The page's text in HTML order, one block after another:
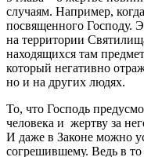
случаям. Например,
посвященного Господу.
на территории
находящихся там
который негативно
но и на других людях.
То, что Господь
человека и жертву за
И даже в Законе можно
согрешившему. Ведь в то